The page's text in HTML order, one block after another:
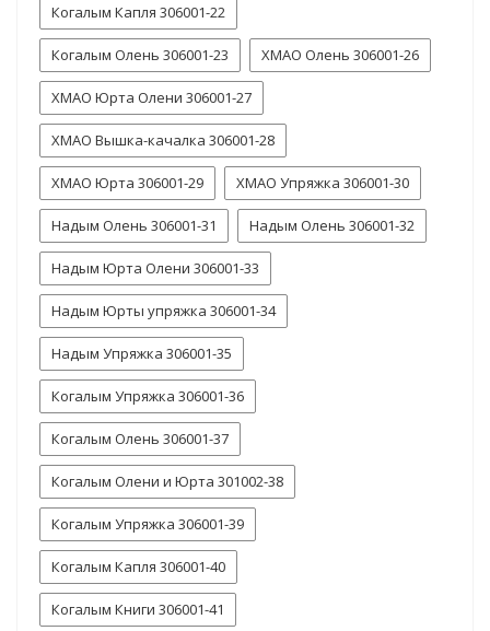
Когалым Капля 306001-22
Когалым Олень 306001-23 ХМАО Олень 306001-26
ХМАО Юрта Олени 306001-27
ХМАО Вышка-качалка 306001-28
ХМАО Юрта 306001-29 ХМАО Упряжка 306001-30
Надым Олень 306001-31 Надым Олень 306001-32
Надым Юрта Олени 306001-33
Надым Юрты упряжка 306001-34
Надым Упряжка 306001-35
Когалым Упряжка 306001-36
Когалым Олень 306001-37
Когалым Олени и Юрта 301002-38
Когалым Упряжка 306001-39
Когалым Капля 306001-40
Когалым Книги 306001-41